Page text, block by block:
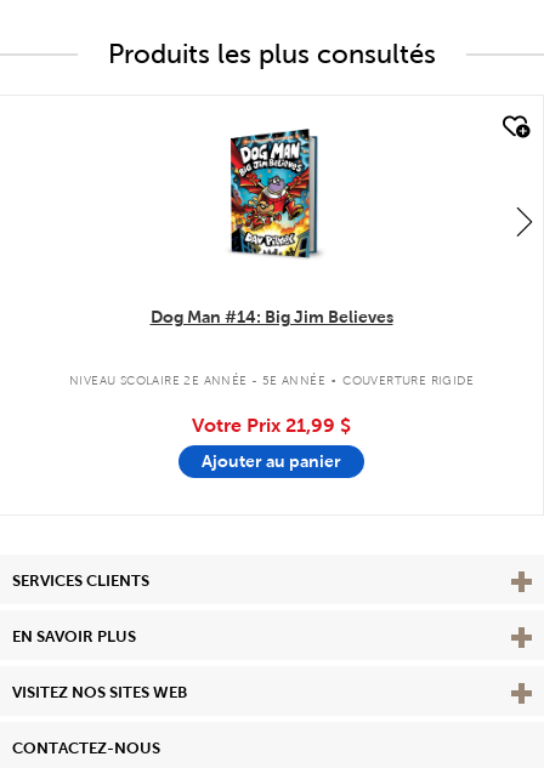
Produits les plus consultés
Dog Man #14: Big Jim Believes
NIVEAU SCOLAIRE 2E ANNÉE - 5E ANNÉE . COUVERTURE RIGIDE
Votre Prix 21,99 $
Ajouter au panier
SERVICES CLIENTS
EN SAVOIR PLUS View
VISITEZ NOS SITES WEB
CONTACTEZ-NOUS